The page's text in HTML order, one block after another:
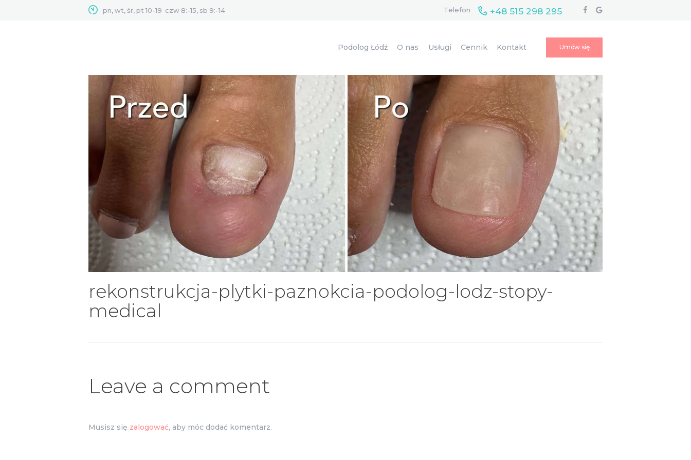
pn, wt, śr, pt 10-19 czw 8:-15, sb 9:-14 Telefon +48 515 298 295
Podolog Łódź O nas Usługi Cennik Kontakt Umów się
CENNIK
KONTAKT
rekonstrukcja-plytki-paznokcia-podolog-lodz-stopy-
medical
Leave a comment
Musisz się zalogować, aby móc dodać komentarz.